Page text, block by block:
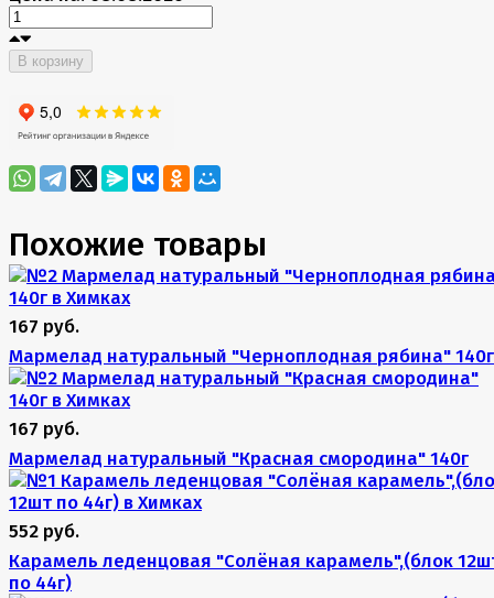
В корзину
Похожие товары
167 руб.
Мармелад натуральный "Черноплодная рябина" 140г
167 руб.
Мармелад натуральный "Красная смородина" 140г
552 руб.
Карамель леденцовая "Солёная карамель",(блок
по 44г)